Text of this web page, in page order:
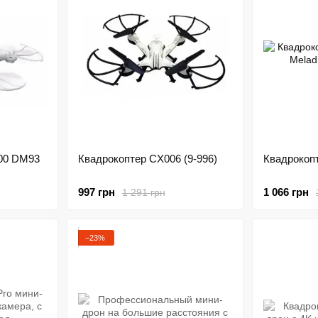
DM93 Квадрокоптер CX006 (9-996)
1 291 грн
997 грн 1 066 грн
−23%